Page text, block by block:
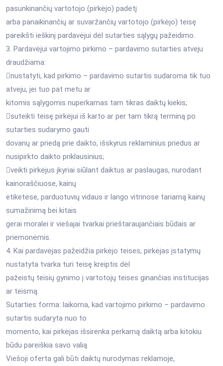
pasunkinančių vartotojo (pirkėjo) padėtį
arba panaikinančių ar suvaržančių vartotojo (pirkėjo) teisę
pareikšti ieškinį pardavėjui dėl sutarties sąlygų pažeidimo.
3. Pardavėjui vartojimo pirkimo – pardavimo sutarties atveju
draudžiama:
nustatyti, kad pirkimo – pardavimo sutartis sudaroma tik tuo
atveju, jei tuo pat metu ar
kitomis sąlygomis nuperkamas tam tikras daiktų kiekis;
suteikti teisę pirkėjui iš karto ar per tam tikrą terminą po
sutarties sudarymo gauti
dovanų ar priedą prie daikto, išskyrus reklaminius priedus ar
nusipirkto daikto priklausinius;
veikti pirkėjus įkyriai siūlant daiktus ar paslaugas, nurodant
kainoraščiuose, kainų
etiketėse, parduotuvių vidaus ir lango vitrinose tariamą kainų
sumažinimą bei kitais
gerai moralei ir viešajai tvarkai prieštaraujančiais būdais ar
priemonėmis.
4. Kai pardavėjas pažeidžia pirkėjo teises, pirkėjas įstatymų
nustatyta tvarka turi teisę kreiptis dėl
pažeistų teisių gynimo į vartotojų teises ginančias institucijas
ar teismą.
Sutarties forma: laikoma, kad vartojimo pirkimo – pardavimo
sutartis sudaryta nuo to
momento, kai pirkėjas išsirenka perkamą daiktą arba kitokiu
būdu pareiškia savo valią.
Viešoji oferta gali būti daiktų nurodymas reklamoje,